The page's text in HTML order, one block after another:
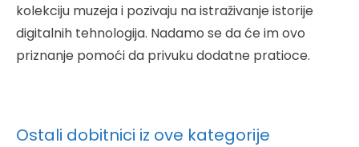
kolekciju muzeja i pozivaju na istraživanje istorije
digitalnih tehnologija. Nadamo se da će im ovo
priznanje pomoći da privuku dodatne pratioce.
Ostali dobitnici iz ove kategorije